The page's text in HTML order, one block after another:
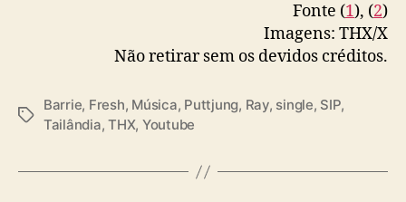
Fonte (1), (2)
Imagens: THX/X
Não retirar sem os devidos créditos.
T
s
Barrie, Fresh, Música, Puttjung, Ray, single, SIP,
Tailândia,THX, Youtube